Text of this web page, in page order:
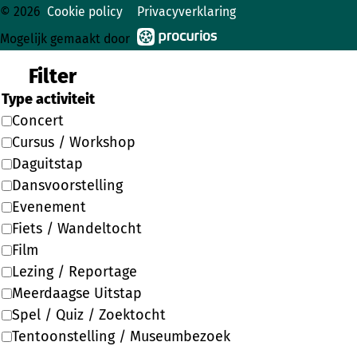
© 2026 Cookie policy
Privacyverklaring
Mogelijk gemaakt door
Filter
Type activiteit
Concert
Cursus / Workshop
Daguitstap
Dansvoorstelling
Evenement
Fiets / Wandeltocht
Film
Lezing / Reportage
Meerdaagse Uitstap
Spel / Quiz / Zoektocht
Tentoonstelling / Museumbezoek